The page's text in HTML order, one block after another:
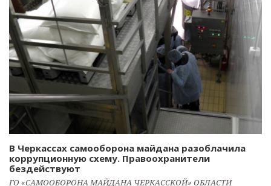
В Черкассах самооборона майдана разоблачила
коррупционную схему. Правоохранители
бездействуют
ГО «САМООБОРОНА МАЙДАНА ЧЕРКАССКОЙ» ОБЛАСТИ